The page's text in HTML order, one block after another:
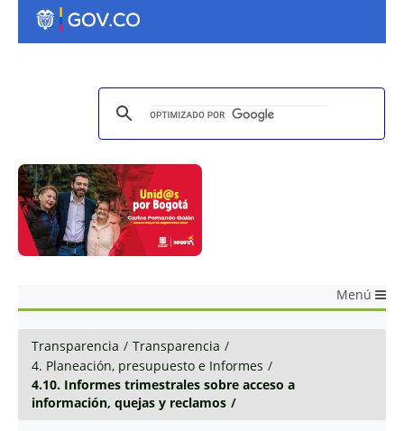
Menú
Transparencia / Transparencia /
4. Planeación, presupuesto e Informes /
4.10. Informes trimestrales sobre acceso a
información, quejas y reclamos /